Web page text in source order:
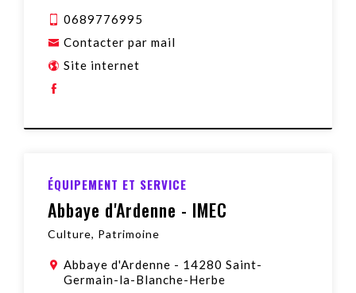
0689776995
Contacter par mail
Site internet
ÉQUIPEMENT ET SERVICE
Abbaye d'Ardenne - IMEC
Culture, Patrimoine
Abbaye d'Ardenne - 14280 Saint-
Germain-la-Blanche-Herbe